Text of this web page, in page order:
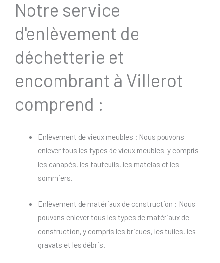
Notre service
d'enlèvement de
déchetterie et
encombrant à Villerot
comprend :
Enlèvement de vieux meubles : Nous pouvons
enlever tous les types de vieux meubles, y compris
les canapés, les fauteuils, les matelas et les
sommiers.
Enlèvement de matériaux de construction : Nous
pouvons enlever tous les types de matériaux de
construction, y compris les briques, les tuiles, les
gravats et les débris.